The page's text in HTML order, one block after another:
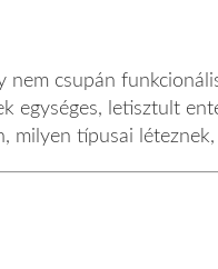
csupán
egységes, letisztult
típusai